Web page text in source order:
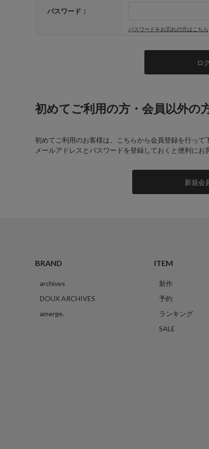
パスワード：
パスワードをお忘れの方はこちら
初めてご利用の方・会員以外の
初めてご利用のお客様は、こちらから会員登録を行って
メールアドレスとパスワードを登録しておくと便利にお
BRAND
archives
DOUX ARCHIVES
amerge.
ITEM
新作
予約
ランキング
SALE